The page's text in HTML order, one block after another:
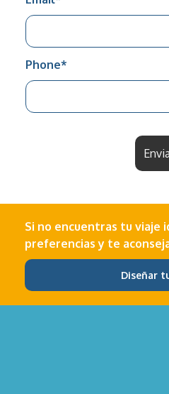
Phone*
Si no encuentras tu viaje
preferencias y te
Diseñar